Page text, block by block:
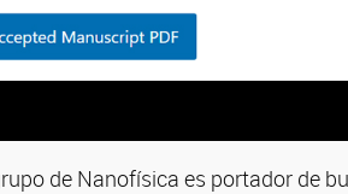
de Nanofísica es portador de